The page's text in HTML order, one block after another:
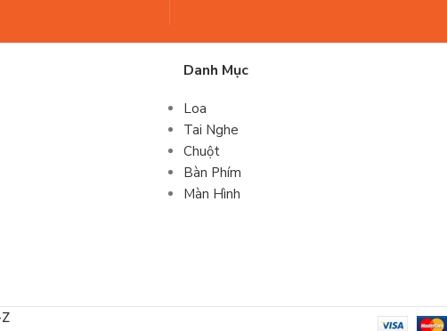
Danh Mục
Loa
Tai Nghe
Chuột
Bàn Phím
Màn Hình